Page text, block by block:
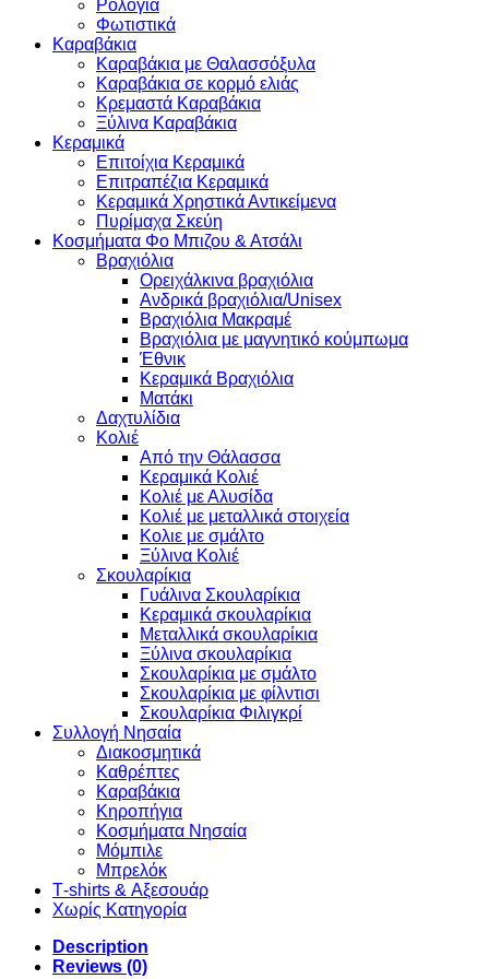
Ρολόγια
Φωτιστικά
Καραβάκια
Καραβάκια με Θαλασσόξυλα
Καραβάκια σε κορμό ελιάς
Κρεμαστά Καραβάκια
Ξύλινα Καραβάκια
Κεραμικά
Επιτοίχια Κεραμικά
Επιτραπέζια Κεραμικά
Κεραμικά Χρηστικά Αντικείμενα
Πυρίμαχα Σκεύη
Κοσμήματα Φο Μπιζου & Ατσάλι
Βραχιόλια
Oρειχάλκινα βραχιόλια
Ανδρικά βραχιόλια/Unisex
Βραχιόλια Μακραμέ
Βραχιόλια με μαγνητικό κούμπωμα
Έθνικ
Κεραμικά Βραχιόλια
Ματάκι
Δαχτυλίδια
Κολιέ
Από την Θάλασσα
Κεραμικά Κολιέ
Κολιέ με Αλυσίδα
Κολιέ με μεταλλικά στοιχεία
Κολιε με σμάλτο
Ξύλινα Κολιέ
Σκουλαρίκια
Γυάλινα Σκουλαρίκια
Κεραμικά σκουλαρίκια
Μεταλλικά σκουλαρίκια
Ξύλινα σκουλαρίκια
Σκουλαρίκια με σμάλτο
Σκουλαρίκια με φίλντισι
Σκουλαρίκια Φιλιγκρί
Συλλογή Νησαία
Διακοσμητικά
Καθρέπτες
Καραβάκια
Κηροπήγια
Κοσμήματα Νησαία
Μόμπιλε
Μπρελόκ
Τ-shirts & Αξεσουάρ
Χωρίς Κατηγορία
Description
Reviews (0)